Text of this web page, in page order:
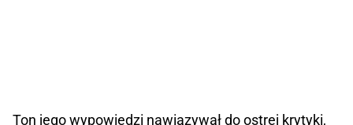
Ton jego wypowiedzi nawiązywał do ostrej krytyki,